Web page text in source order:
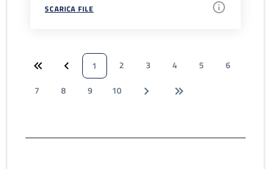
SCARICA FILE
1 2 3 4 5
6
7
8 9 10